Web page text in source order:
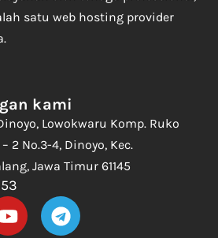
satu web hosting provider
kami
Lowokwaru Komp. Ruko
2 No.3-4, Dinoyo, Kec.
Jawa Timur 61145